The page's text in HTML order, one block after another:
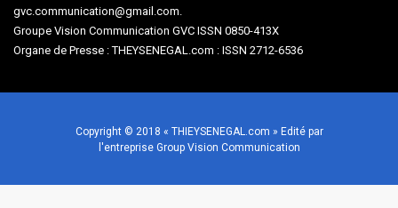
gvc.communication@gmail.com.
Groupe Vision Communication GVC ISSN 0850-413X
Organe de Presse : THEYSENEGAL.com : ISSN 2712-6536
Copyright © 2018 « THIEYSENEGAL.com » Edité par
l'entreprise Group Vision Communication